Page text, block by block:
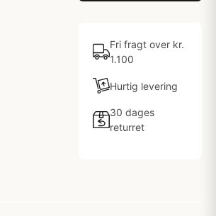
Fri fragt over kr.
1.100
Hurtig levering
30 dages
returret